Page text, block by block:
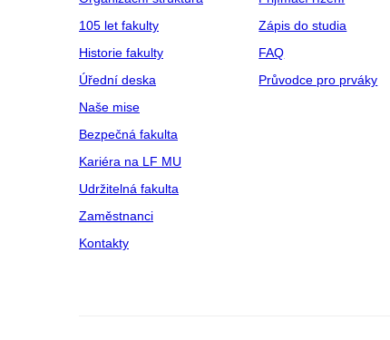
105 let fakulty
Historie fakulty
Úřední deska
Naše mise
Bezpečná fakulta
Kariéra na LF MU
Udržitelná fakulta
Zaměstnanci
Kontakty
Zápis do studia
FAQ
Průvodce pro prváky